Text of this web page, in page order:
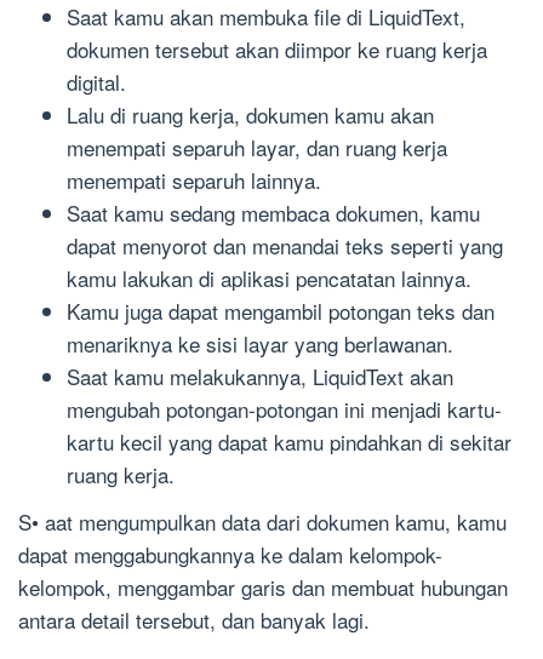
Saat kamu akan membuka file di LiquidText,
dokumen tersebut akan diimpor ke ruang kerja
digital.
Lalu di ruang kerja, dokumen kamu akan
menempati separuh layar, dan ruang kerja
menempati separuh lainnya.
Saat kamu sedang membaca dokumen, kamu
dapat menyorot dan menandai teks seperti yang
kamu lakukan di aplikasi pencatatan lainnya.
Kamu juga dapat mengambil potongan teks dan
menariknya ke sisi layar yang berlawanan.
Saat kamu melakukannya, LiquidText akan
mengubah potongan-potongan ini menjadi kartu-
kartu kecil yang dapat kamu pindahkan di sekitar
ruang kerja.
S• aat mengumpulkan data dari dokumen kamu, kamu
dapat menggabungkannya ke dalam kelompok-
kelompok, menggambar garis dan membuat hubungan
antara detail tersebut, dan banyak lagi.